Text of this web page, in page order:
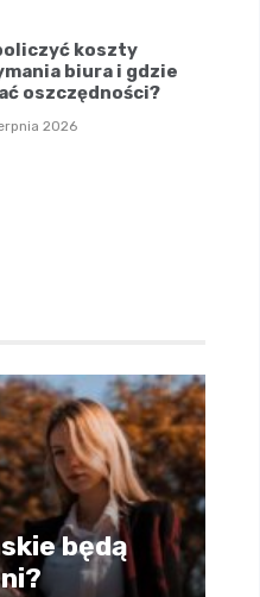
koszty
biura i gdzie
oszczędności?
2026
będą